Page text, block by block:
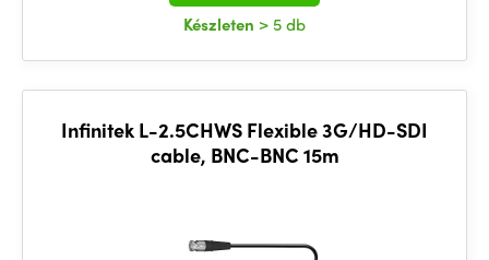
Készleten > 5 db
Infinitek L-2.5CHWS Flexible 3G/HD-SDI
cable, BNC-BNC 15m